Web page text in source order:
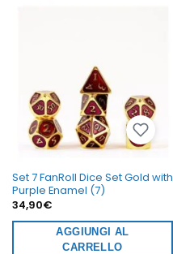
Set 7 FanRoll Dice Set Gold with
Purple Enamel (7)
34,90€
AGGIUNGI AL
CARRELLO